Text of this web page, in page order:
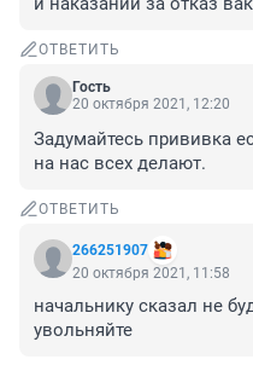
ОТВЕТИТЬ
Гость
20 октября 2021, 12:20
Задумайтесь прививка
на нас всех делают.
ОТВЕТИТЬ
266251907
20 октября 2021, 11:58
начальнику сказал не
увольняйте